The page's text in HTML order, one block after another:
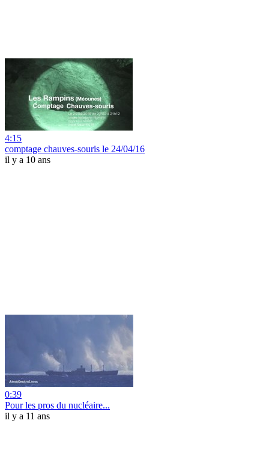
4:15
comptage chauves-souris le 24/04/16
il y a 10 ans
0:39
Pour les pros du nucléaire...
il y a 11 ans